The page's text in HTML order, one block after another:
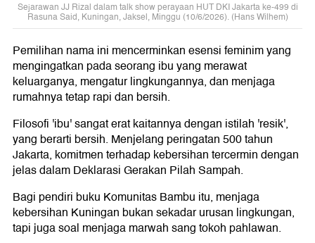
Sejarawan JJ Rizal dalam talk show perayaan HUT DKI Jakarta ke-499 di
Rasuna Said, Kuningan, Jaksel, Minggu (10/6/2026). (Hans Wilhem)
Pemilihan nama ini mencerminkan esensi feminim yang
mengingatkan pada seorang ibu yang merawat
keluarganya, mengatur lingkungannya, dan menjaga
rumahnya tetap rapi dan bersih.
Filosofi 'ibu' sangat erat kaitannya dengan istilah 'resik',
yang berarti bersih. Menjelang peringatan 500 tahun
Jakarta, komitmen terhadap kebersihan tercermin dengan
jelas dalam Deklarasi Gerakan Pilah Sampah.
Bagi pendiri buku Komunitas Bambu itu, menjaga
kebersihan Kuningan bukan sekadar urusan lingkungan,
tapi juga soal menjaga marwah sang tokoh pahlawan.